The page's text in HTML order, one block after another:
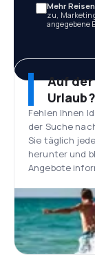
Mehr
zu,
angegebene
Auf
Fehlen Ihnen
der Suche
Sie täglich
herunter und
Angebote